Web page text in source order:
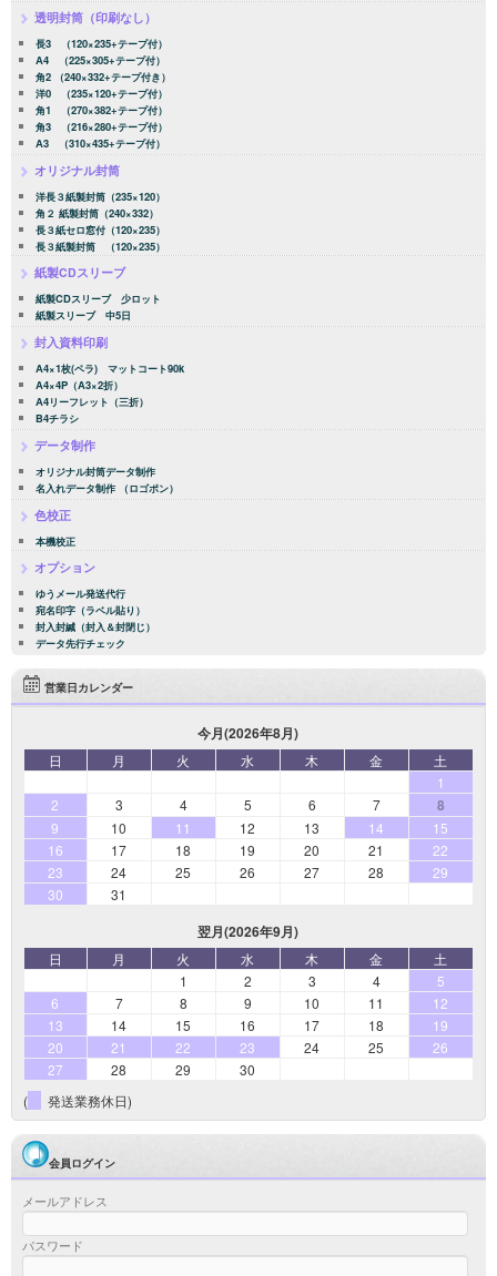
透明封筒（印刷なし）
長3 （120×235+テープ付）
A4 （225×305+テープ付）
角2 （240×332+テープ付き）
洋0 （235×120+テープ付）
角1 （270×382+テープ付）
角3 （216×280+テープ付）
A3 （310×435+テープ付）
オリジナル封筒
洋長３紙製封筒（235×120）
角２ 紙製封筒（240×332）
長３紙セロ窓付（120×235）
長３紙製封筒 （120×235）
紙製CDスリーブ
紙製CDスリーブ 少ロット
紙製スリーブ 中5日
封入資料印刷
A4×1枚(ペラ) マットコート90k
A4×4P（A3×2折）
A4リーフレット（三折）
B4チラシ
データ制作
オリジナル封筒データ制作
名入れデータ制作 （ロゴポン）
色校正
本機校正
オプション
ゆうメール発送代行
宛名印字（ラベル貼り）
封入封緘（封入＆封閉じ）
データ先行チェック
営業日カレンダー
今月(2026年8月)
日 月 火 水 木 金
土
1
2
3 4 5 6 7 8
9 10 11 12 13 14
15
16
17 18 19 20 21
22
23
24 25 26 27 28
29
30
31
翌月(2026年9月)
日 月 火 水 木 金
土
1
2 3 4
5
6
7 8 9 10 11
12
13
14 15 16 17 18
19
20
21 22 23 24 25
26
27
28 29
30
(
発送業務休日)
会員ログイン
メールアドレス
パスワード